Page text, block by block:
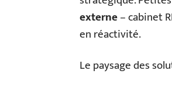
externe– cabinet
en réactivité.
Le paysage des